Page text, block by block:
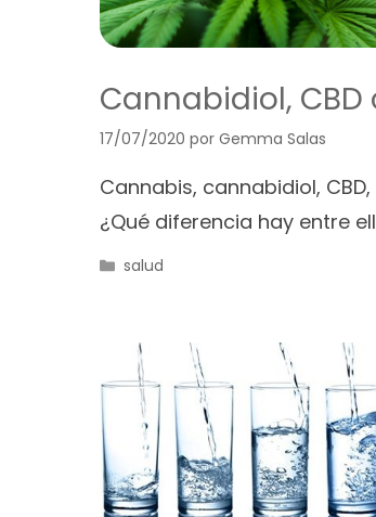
Cannabidiol,
17/07/2020 por Gemma Salas
Cannabis, cannabidiol,
¿Qué diferencia hay entre
Categorías
salud